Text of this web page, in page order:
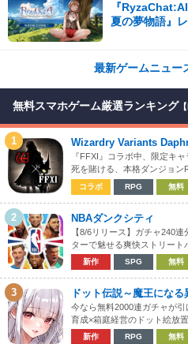
『
夏の夢物語』
最新ゲームニュー
無料スマホゲーム厳選ランキング
1 Wizardry Variants
『FFXI』コラボ中、限定キ
死を賭ける、本格ダンジョン
コラボ RPG 無料
2 NBAダンクシティ
【8/6リリース】ガチャ240
ターで魅せる爽快ストリート
新作 SPG 無料
3 ドット伝説～魔王にな
今なら無料2000連ガチャが
育成×箱庭経営のドット絵放
新作 RPG 無料